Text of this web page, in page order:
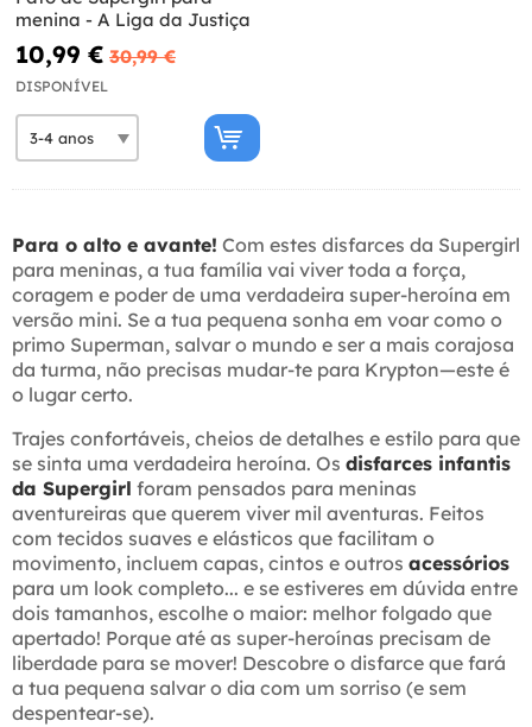
menina - A Liga da Justiça
10,99 € 30,99 €
DISPONÍVEL
Para o alto e avante! Com estes disfarces da Supergirl
para meninas, a tua família vai viver toda a força,
coragem e poder de uma verdadeira super-heroína em
versão mini. Se a tua pequena sonha em voar como o
primo Superman, salvar o mundo e ser a mais corajosa
da turma, não precisas mudar-te para Krypton—este é
o lugar certo.
Trajes confortáveis, cheios de detalhes e estilo para que
se sinta uma verdadeira heroína. Os disfarces infantis
da Supergirl foram pensados para meninas
aventureiras que querem viver mil aventuras. Feitos
com tecidos suaves e elásticos que facilitam o
movimento, incluem capas, cintos e outros acessórios
para um look completo... e se estiveres em dúvida entre
dois tamanhos, escolhe o maior: melhor folgado que
apertado! Porque até as super-heroínas precisam de
liberdade para se mover! Descobre o disfarce que fará
a tua pequena salvar o dia com um sorriso (e sem
despentear-se).